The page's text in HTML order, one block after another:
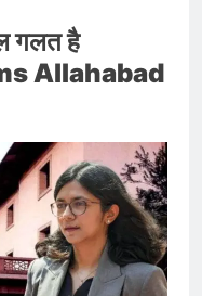
गलत है
Allahabad